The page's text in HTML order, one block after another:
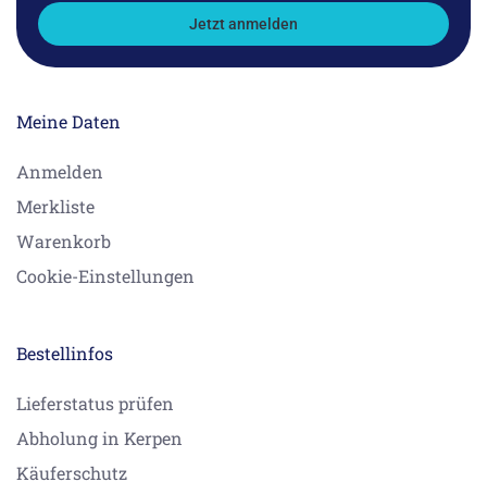
Jetzt anmelden
Meine Daten
Anmelden
Merkliste
Warenkorb
Cookie-Einstellungen
Bestellinfos
Lieferstatus prüfen
Abholung in Kerpen
Käuferschutz